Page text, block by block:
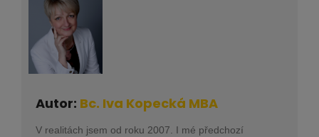
Autor: Bc. Iva Kopecká MBA
V realitách jsem od roku 2007. I mé předchozí